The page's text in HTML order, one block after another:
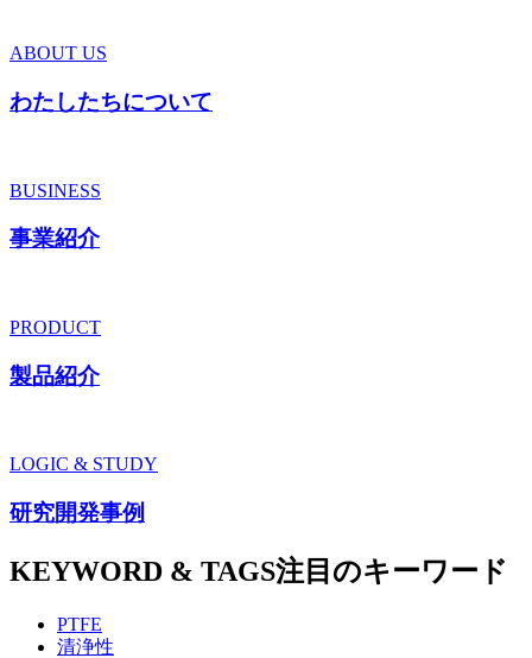
ABOUT US
わたしたちについて
BUSINESS
事業紹介
PRODUCT
製品紹介
LOGIC & STUDY
研究開発事例
KEYWORD & TAGS注目のキーワード
PTFE
清浄性